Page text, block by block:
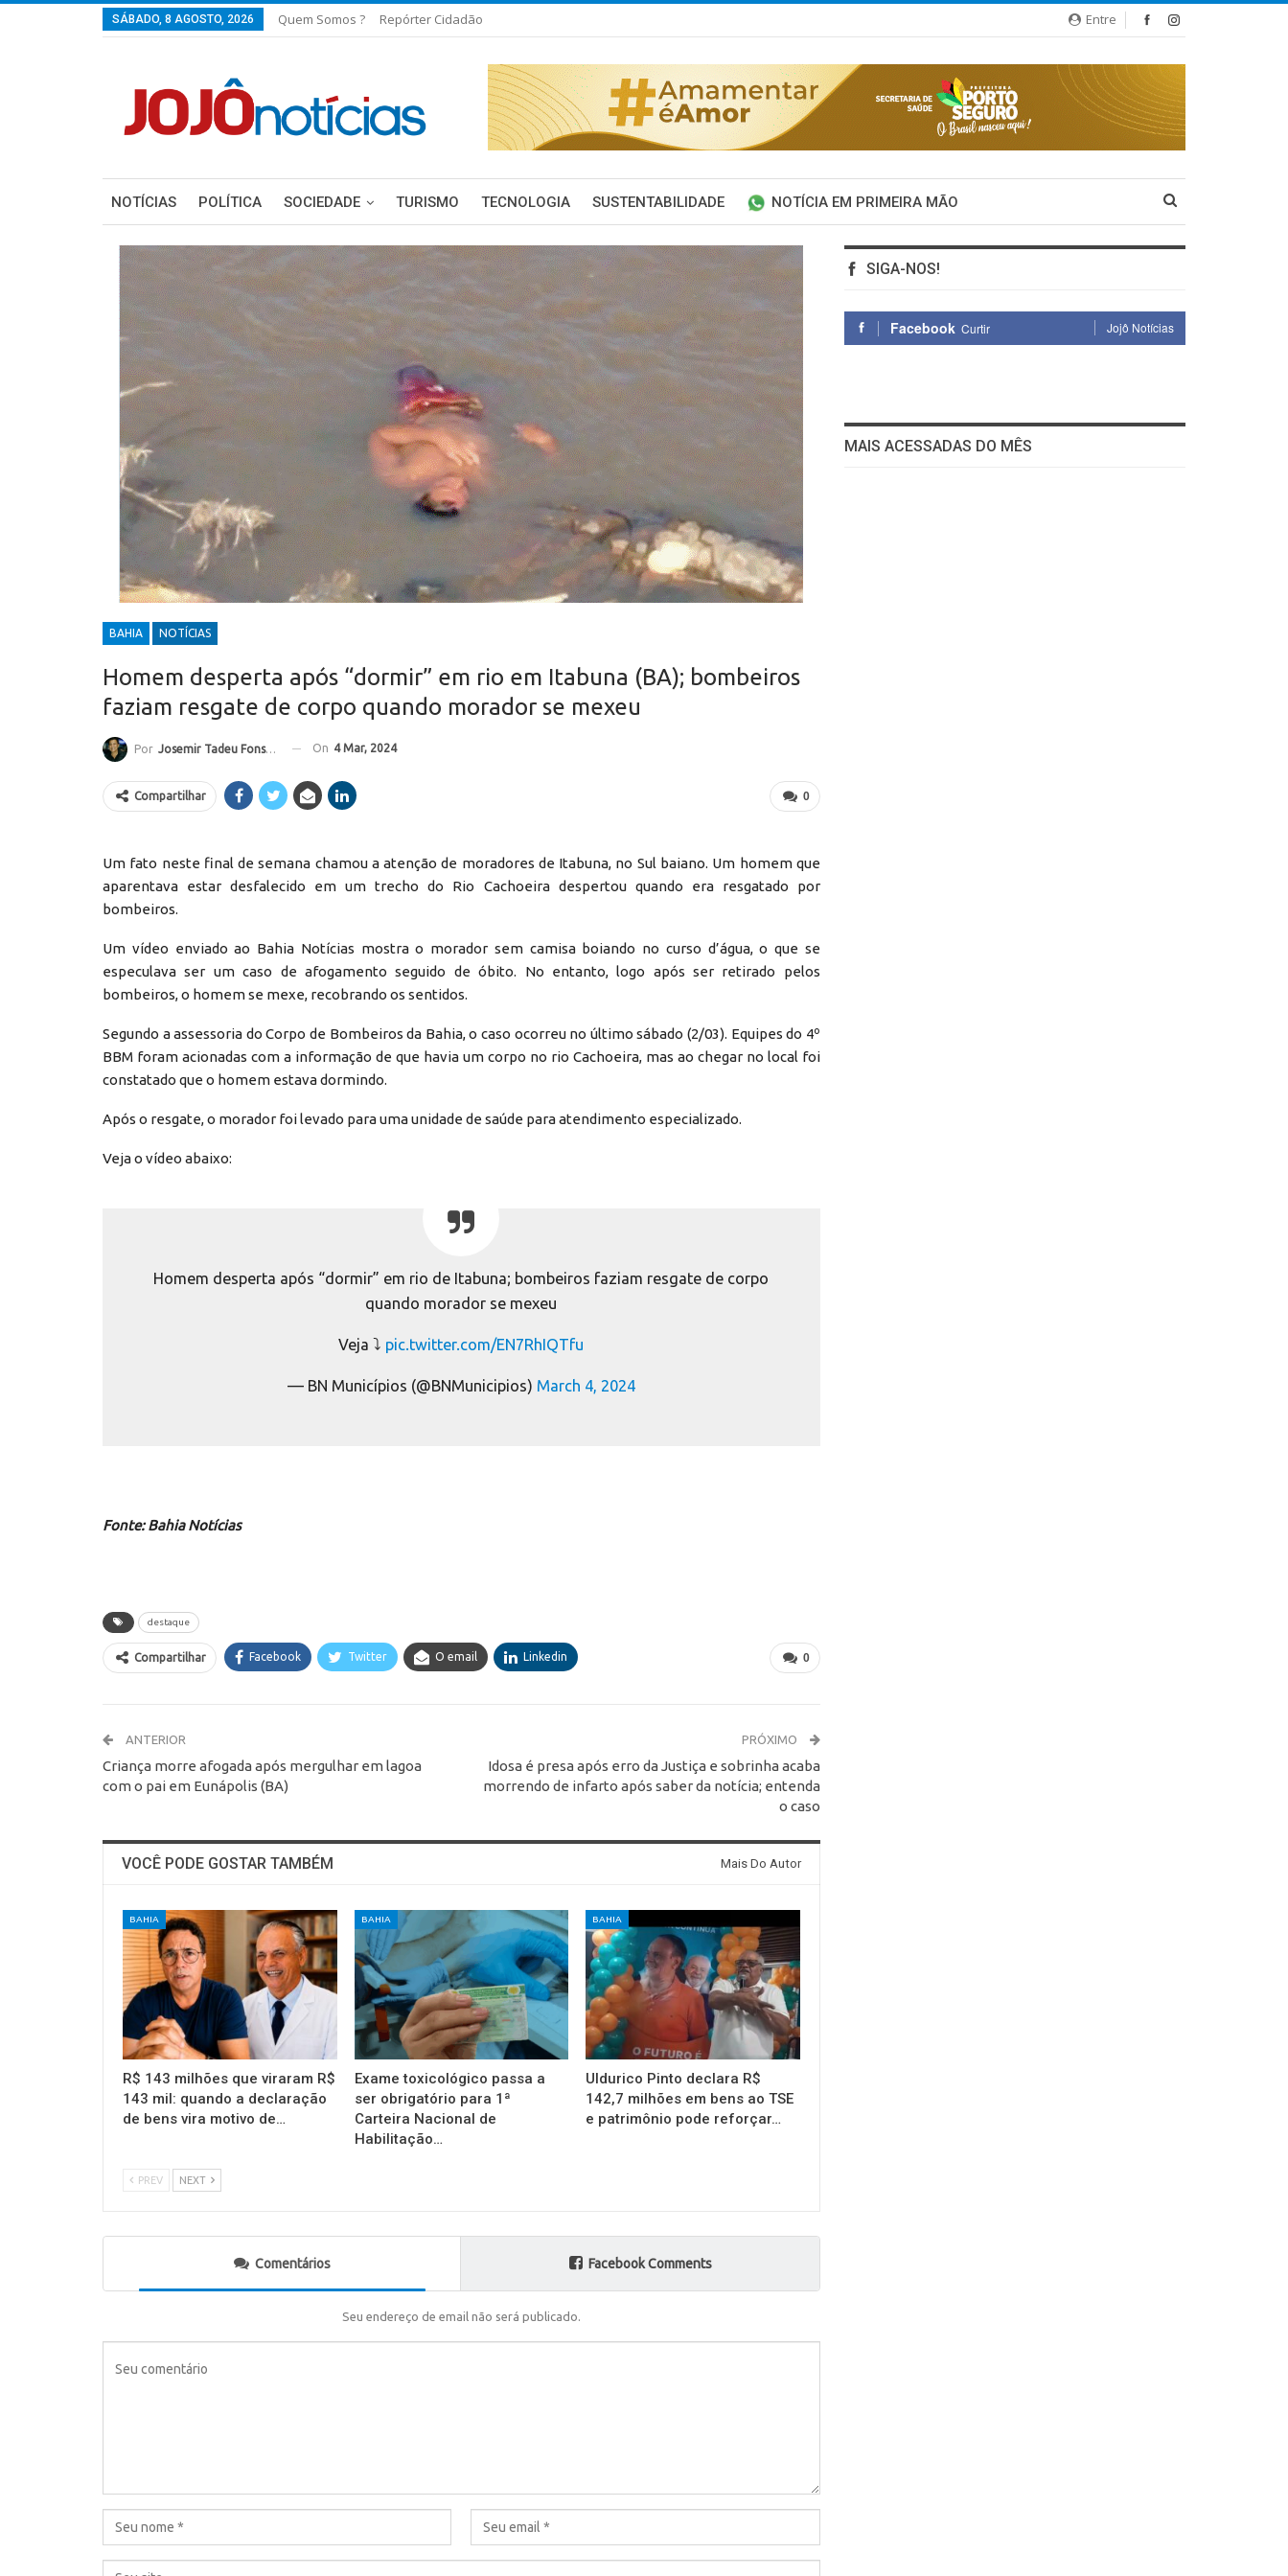
Entre
SÁBADO, 8 AGOSTO, 2026 Quem Somos ? Repórter Cidadão
NOTÍCIAS POLÍTICA SOCIEDADE TURISMO TECNOLOGIA SUSTENTABILIDADE NOTÍCIA EM PRIMEIRA MÃO
BAHIA NOTÍCIAS
Homem desperta após “dormir” em rio em Itabuna (BA); bombeiros
faziam resgate de corpo quando morador se mexeu
Por Josemir Tadeu Fonseca On 4 Mar, 2024
0
Compartilhar
Um fato neste final de semana chamou a atenção de moradores de Itabuna, no Sul baiano. Um homem que
aparentava estar desfalecido em um trecho do Rio Cachoeira despertou quando era resgatado por
bombeiros.
Um vídeo enviado ao Bahia Notícias mostra o morador sem camisa boiando no curso d’água, o que se
especulava ser um caso de afogamento seguido de óbito. No entanto, logo após ser retirado pelos
bombeiros, o homem se mexe, recobrando os sentidos.
Segundo a assessoria do Corpo de Bombeiros da Bahia, o caso ocorreu no último sábado (2/03). Equipes do 4º
BBM foram acionadas com a informação de que havia um corpo no rio Cachoeira, mas ao chegar no local foi
constatado que o homem estava dormindo.
Após o resgate, o morador foi levado para uma unidade de saúde para atendimento especializado.
Veja o vídeo abaixo:
Homem desperta após “dormir” em rio de Itabuna; bombeiros faziam resgate de corpo
quando morador se mexeu
Veja ⤵️ pic.twitter.com/EN7RhIQTfu
— BN Municípios (@BNMunicipios) March 4, 2024
Fonte: Bahia Notícias
destaque
0
Compartilhar Facebook Twitter O email Linkedin
ANTERIOR
Criança morre afogada após mergulhar em lagoa
com o pai em Eunápolis (BA)
PRÓXIMO
Idosa é presa após erro da Justiça e sobrinha acaba
morrendo de infarto após saber da notícia; entenda
o caso
VOCÊ PODE GOSTAR TAMBÉM Mais Do Autor
BAHIA
R$ 143 milhões que viraram R$
143 mil: quando a declaração
de bens vira motivo de…
BAHIA
Exame toxicológico passa a
ser obrigatório para 1ª
Carteira Nacional de
Habilitação…
BAHIA
Uldurico Pinto declara R$
142,7 milhões em bens ao TSE
e patrimônio pode reforçar…
PREV NEXT
Comentários Facebook Comments
Seu endereço de email não será publicado.
SIGA-NOS!
Facebook Curtir Jojô Notícias
MAIS ACESSADAS DO MÊS